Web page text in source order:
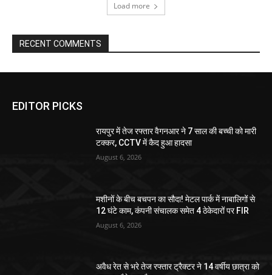
Load more
RECENT COMMENTS
EDITOR PICKS
रायपुर में तेज रफ्तार वैगनआर ने 7 साल की बच्ची को मारी
टक्कर, CCTV में कैद हुआ हादसा
August 6, 2026
मशीनों के बीच बचपन का सौदा! मेटल पार्क में नाबालिगों से
12 घंटे काम, कंपनी संचालक समेत 4 ठेकेदारों पर FIR
August 6, 2026
अवैध रेत से भरे तेज रफ्तार ट्रैक्टर ने 14 वर्षीय छात्रा को